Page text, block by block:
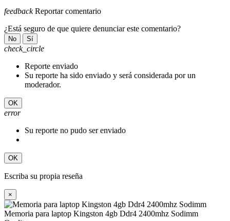
feedback Reportar comentario
¿Está seguro de que quiere denunciar este comentario?
No Sí
check_circle
Reporte enviado
Su reporte ha sido enviado y será considerada por un
moderador.
OK
error
Su reporte no pudo ser enviado
OK
Escriba su propia reseña
×
Memoria para laptop Kingston 4gb Ddr4 2400mhz Sodimm